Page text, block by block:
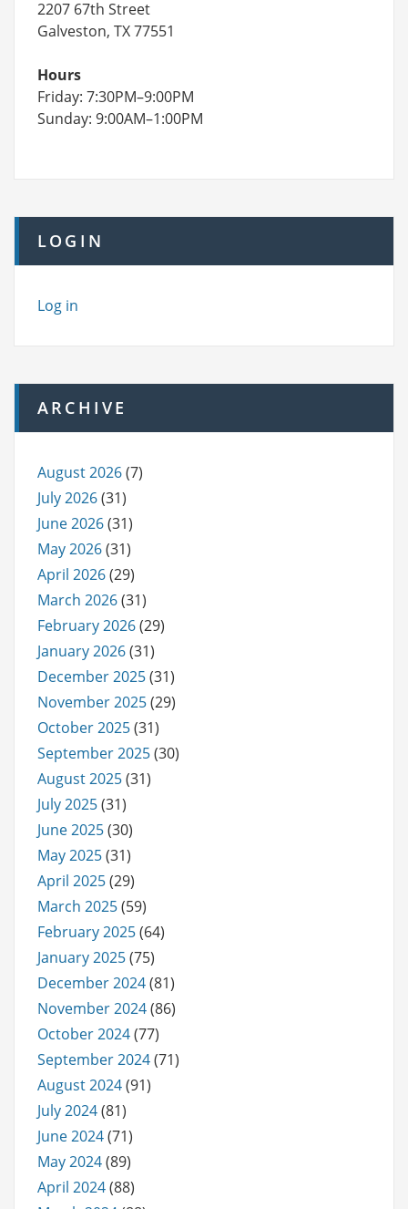
2207 67th Street
Galveston, TX 77551
Hours
Friday: 7:30PM–9:00PM
Sunday: 9:00AM–1:00PM
LOGIN
Log in
ARCHIVE
August 2026(7)
July 2026(31)
June 2026(31)
May 2026(31)
April 2026(29)
March 2026(31)
February 2026(29)
January 2026(31)
December 2025(31)
November 2025(29)
October 2025(31)
September 2025(30)
August 2025(31)
July 2025(31)
June 2025(30)
May 2025(31)
April 2025(29)
March 2025(59)
February 2025(64)
January 2025(75)
December 2024(81)
November 2024(86)
October 2024(77)
September 2024(71)
August 2024(91)
July 2024(81)
June 2024(71)
May 2024(89)
April 2024(88)